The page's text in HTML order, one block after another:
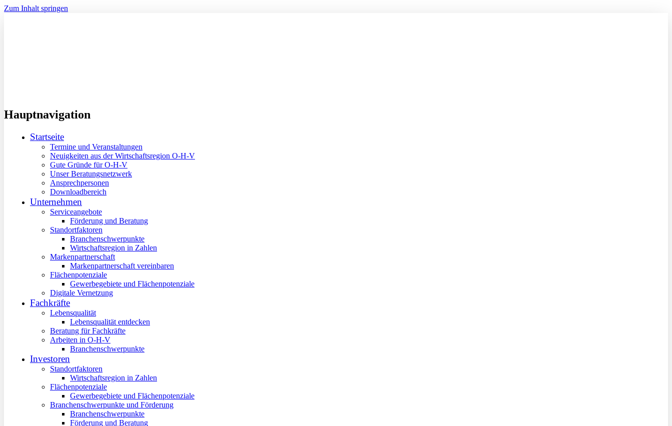
Zum Inhalt springen
Hauptnavigation
Startseite
Termine und Veranstaltungen
Neuigkeiten aus der Wirtschaftsregion O-H-V
Gute Gründe für O-H-V
Unser Beratungsnetzwerk
Ansprechpersonen
Downloadbereich
Unternehmen
Serviceangebote
Förderung und Beratung
Standortfaktoren
Branchenschwerpunkte
Wirtschaftsregion in Zahlen
Markenpartnerschaft
Markenpartnerschaft vereinbaren
Flächenpotenziale
Gewerbegebiete und Flächenpotenziale
Digitale Vernetzung
Fachkräfte
Lebensqualität
Lebensqualität entdecken
Beratung für Fachkräfte
Arbeiten in O-H-V
Branchenschwerpunkte
Investoren
Standortfaktoren
Wirtschaftsregion in Zahlen
Flächenpotenziale
Gewerbegebiete und Flächenpotenziale
Branchenschwerpunkte und Förderung
Branchenschwerpunkte
Förderung und Beratung